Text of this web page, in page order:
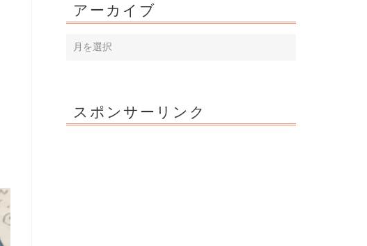
アーカイブ
スポンサーリンク